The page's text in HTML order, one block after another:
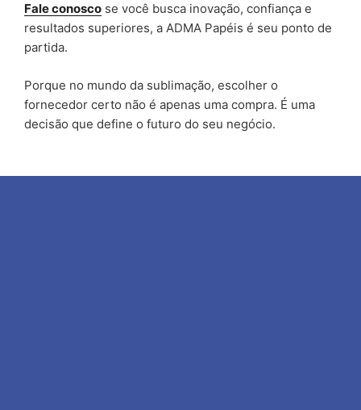
Fale conosco se você busca inovação, confiança e
resultados superiores, a ADMA Papéis é seu ponto de
partida.
Porque no mundo da sublimação, escolher o
fornecedor certo não é apenas uma compra. É uma
decisão que define o futuro do seu negócio.